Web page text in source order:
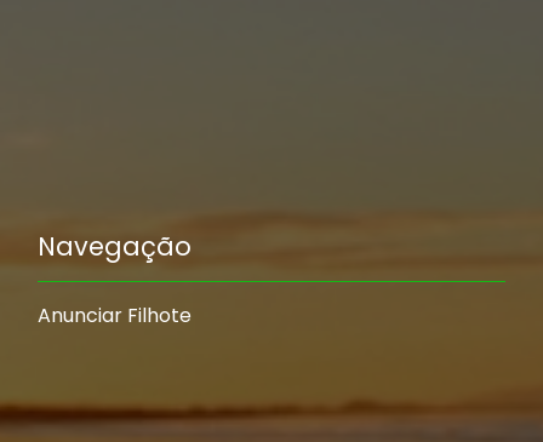
Navegação
Anunciar Filhote